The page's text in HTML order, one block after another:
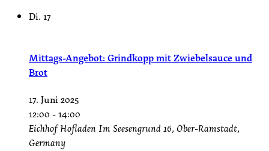
Di. 17
Mittags-Angebot: Grindkopp mit Zwiebelsauce und
Brot
17. Juni 2025
12:00 -14:00
Eichhof Hofladen Im Seesengrund 16, Ober-Ramstadt,
Germany